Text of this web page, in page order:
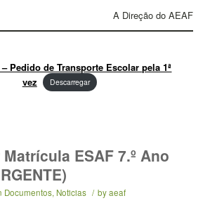
A Direção do AEAF
Pedido de Transporte Escolar pela 1ª
vez
Descarregar
ESAF 7.º Ano
Documentos, Noticias / byaeaf